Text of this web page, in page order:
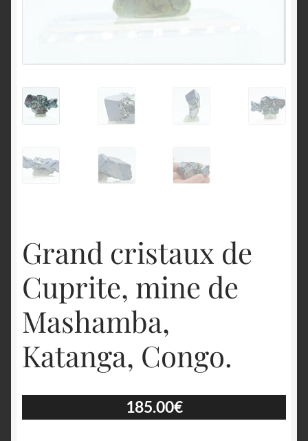
Grand cristaux de
Cuprite, mine de
Mashamba,
Katanga, Congo.
185.00€